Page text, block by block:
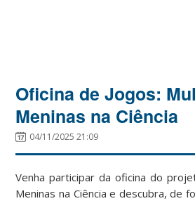
Oficina de Jogos:
Meninas na Ciência
04/11/2025 21:09
Venha participar da oficina do
Meninas na Ciência e descubra, de